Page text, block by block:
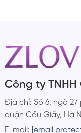
Công ty TNHH
Địa chỉ: Số 6, ngõ
quận Cầu Giấy, Hà
E-mail: [email